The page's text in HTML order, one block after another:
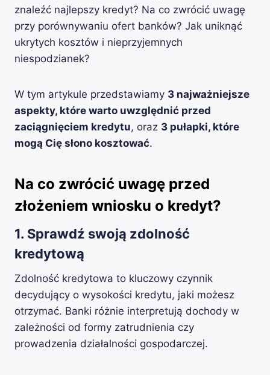
znaleźć najlepszy kredyt? Na co zwrócić uwagę
przy porównywaniu ofert banków? Jak uniknąć
ukrytych kosztów i nieprzyjemnych
niespodzianek?
W tym artykule przedstawiamy 3 najważniejsze
aspekty, które warto uwzględnić przed
zaciągnięciem kredytu, oraz 3 pułapki, które
mogą Cię słono kosztować.
Na co zwrócić uwagę przed
złożeniem wniosku o kredyt?
1. Sprawdź swoją zdolność
kredytową
Zdolność kredytowa to kluczowy czynnik
decydujący o wysokości kredytu, jaki możesz
otrzymać. Banki różnie interpretują dochody w
zależności od formy zatrudnienia czy
prowadzenia działalności gospodarczej.